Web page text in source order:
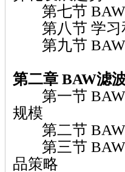
第七节 BAW
第八节 学习
第九节 BAW
第二章 BAW滤
第一节 BAW
规模
第二节 BAW
第三节 BAW
品策略